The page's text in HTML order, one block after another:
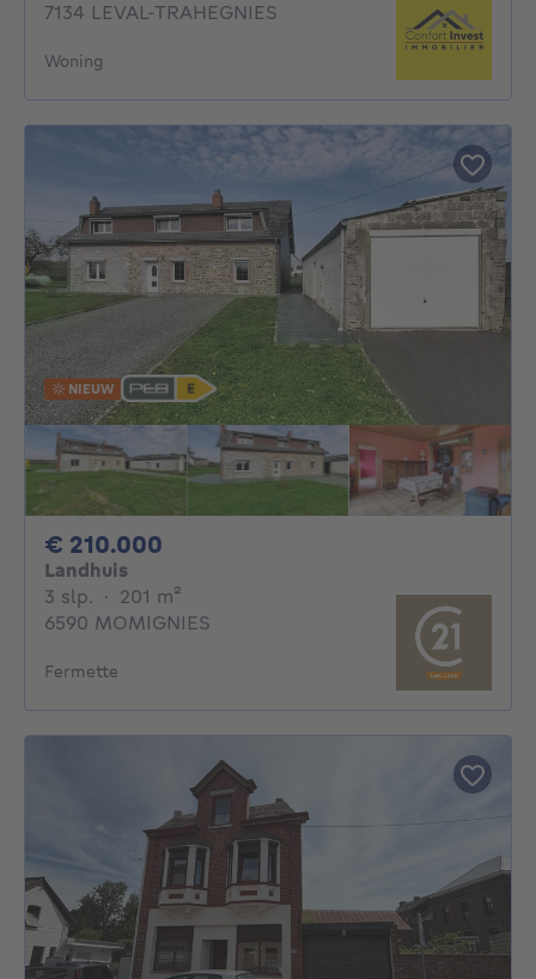
7134 LEVAL-TRAHEGNIES
Woning
NIEUW
€ 210.000
Landhuis
3 slp. 3 slaapkamers
· 201 m²
6590 MOMIGNIES
Fermette